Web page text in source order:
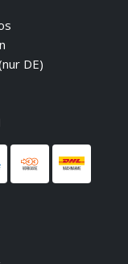
DE)